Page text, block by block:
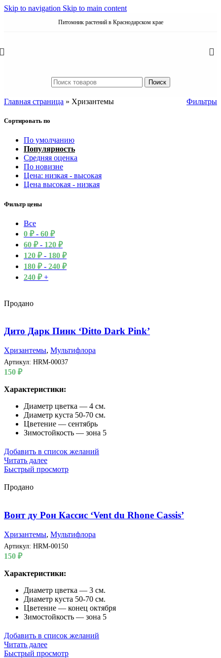
Skip to navigation Skip to main content
Питомник растений в Краснодарском крае
Поиск
Главная страница » Хризантемы Фильтры
Сортировать по
По умолчанию
Популярность
Средняя оценка
По новизне
Цена: низкая - высокая
Цена высокая - низкая
Фильтр цены
Все
0 ₽- 60 ₽
60 ₽- 120 ₽
120 ₽- 180 ₽
180 ₽- 240 ₽
240 ₽+
Продано
Дито Дарк Пинк ‘Ditto Dark Pink’
Хризантемы, Мультифлора
Артикул: HRM-00037
150 ₽
Характеристики:
Диаметр цветка — 4 см.
Диаметр куста 50-70 см.
Цветение — сентябрь
Зимостойкость — зона 5
Добавить в список желаний
Читать далее
Быстрый просмотр
Продано
Вонт ду Рон Кассис ‘Vent du Rhone Cassis’
Хризантемы, Мультифлора
Артикул: HRM-00150
150 ₽
Характеристики:
Диаметр цветка — 3 см.
Диаметр куста 50-70 см.
Цветение — конец октября
Зимостойкость — зона 5
Добавить в список желаний
Читать далее
Быстрый просмотр